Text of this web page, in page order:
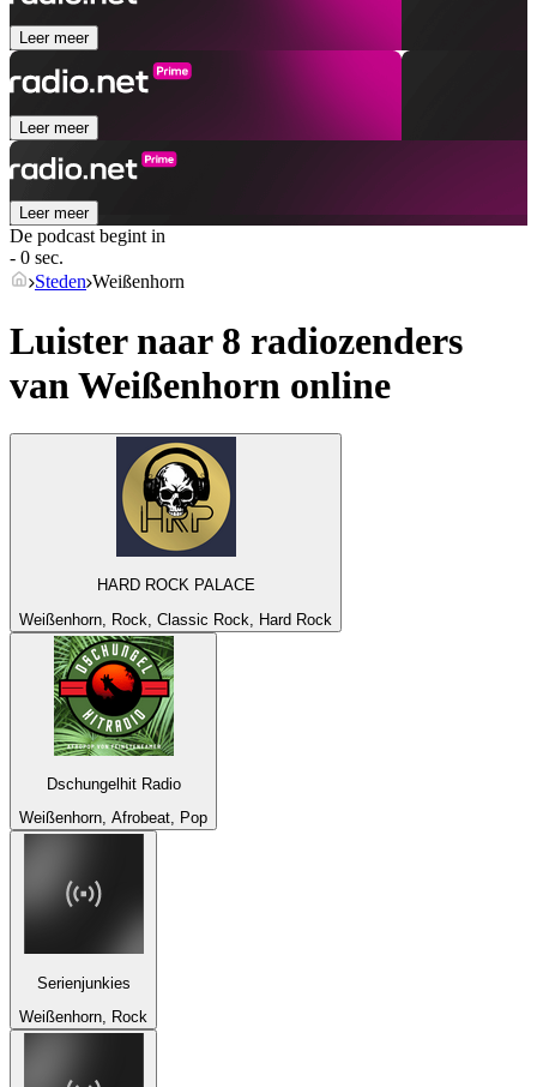
Leer meer
Leer meer
Leer meer
De podcast begint in
- 0 sec.
Steden Weißenhorn
Luister naar 8 radiozenders
van Weißenhorn online
HARD ROCK PALACE
Weißenhorn, Rock, Classic Rock, Hard Rock
Dschungelhit Radio
Weißenhorn, Afrobeat, Pop
Serienjunkies
Weißenhorn, Rock